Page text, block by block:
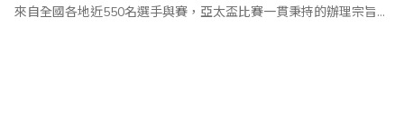
來自全國各地近550名選手與賽，亞太盃比賽一貫秉持的辦理宗旨即